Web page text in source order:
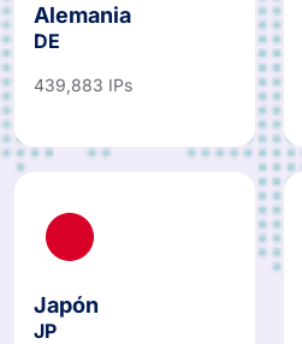
Alemania
DE
439,883 IPs
Japón
JP